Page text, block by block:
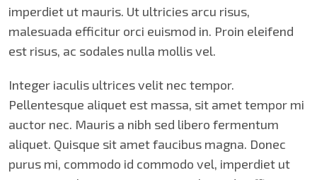
imperdiet ut mauris. Ut ultricies arcu risus,
malesuada efficitur orci euismod in. Proin eleifend
est risus, ac sodales nulla mollis vel.
Integer iaculis ultrices velit nec tempor.
Pellentesque aliquet est massa, sit amet tempor mi
auctor nec. Mauris a nibh sed libero fermentum
aliquet. Quisque sit amet faucibus magna. Donec
purus mi, commodo id commodo vel, imperdiet ut